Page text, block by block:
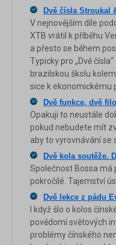
Dvě čísla Stroukal
V nejnovějším díle
XTB vrátil k příběhu
a přesto se během
Typicky pro „Dvě
brazilskou školu
sice k ekonomickému
Dvě funkce, dvě
Opakuji to neustále
pokud nebudete mít
aby to vyrovnávání se
Dvě kola soutěže.
Společnost Bossa má
pokročilé. Tajemství
Dvě lekce z pádu
I když šlo o kolos
povědomí světových
problémy čínského